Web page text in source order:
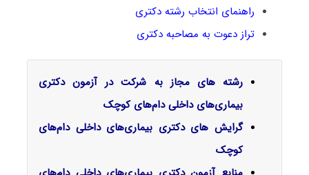
راهنمای انتخاب رشته دکتری
تراز دعوت به مصاحبه دکتری
رشته های مجاز به شرکت در آزمون دکتری
بیماری‌های داخلی دام‌های کوچک
گرایش‌ های دکتری بیماری‌های داخلی دام‌های
کوچک